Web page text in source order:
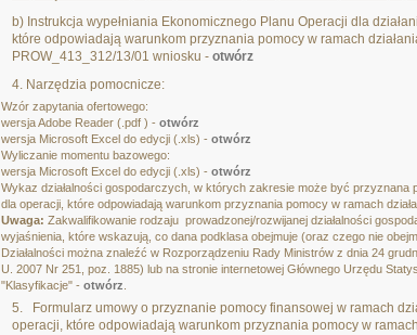
b) Instrukcja wypełniania Ekonomicznego Planu Operacji dla
które odpowiadają warunkom przyznania pomocy w ramach
PROW_413_312/13/01 wniosku - otwórz
4. Narzędzia pomocnicze:
Wzór zapytania ofertowego:
wersja Adobe Reader (.pdf ) - otwórz
wersja Microsoft Excel do edycji (.xls) - otwórz
Wyliczanie momentu bazowego:
wersja Microsoft Excel do edycji (.xls) - otwórz
Wykaz działalności gospodarczych, w których zakresie może być przyznana
dla operacji, które odpowiadają warunkom przyznania pomocy w ramach
Uwaga: Zakwalifikowanie rodzaju prowadzonej/rozwijanej działalności
wyjaśnienia, które wskazują, co dana podklasa obejmuje (oraz czego nie
Działalności można znaleźć w Rozporządzeniu Rady Ministrów z dnia 24
U. 2007 Nr 251, poz. 1885) lub na stronie internetowej Głównego Urzędu
"Klasyfikacje" - otwórz
5. Formularz umowy o przyznanie pomocy finansowej w ramach
operacji, które odpowiadają warunkom przyznania pomocy w